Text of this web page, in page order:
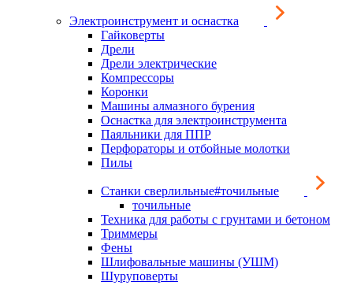
Электроинструмент и оснастка
Гайковерты
Дрели
Дрели электрические
Компрессоры
Коронки
Машины алмазного бурения
Оснастка для электроинструмента
Паяльники для ППР
Перфораторы и отбойные молотки
Пилы
Станки сверлильные#точильные
точильные
Техника для работы с грунтами и бетоном
Триммеры
Фены
Шлифовальные машины (УШМ)
Шуруповерты